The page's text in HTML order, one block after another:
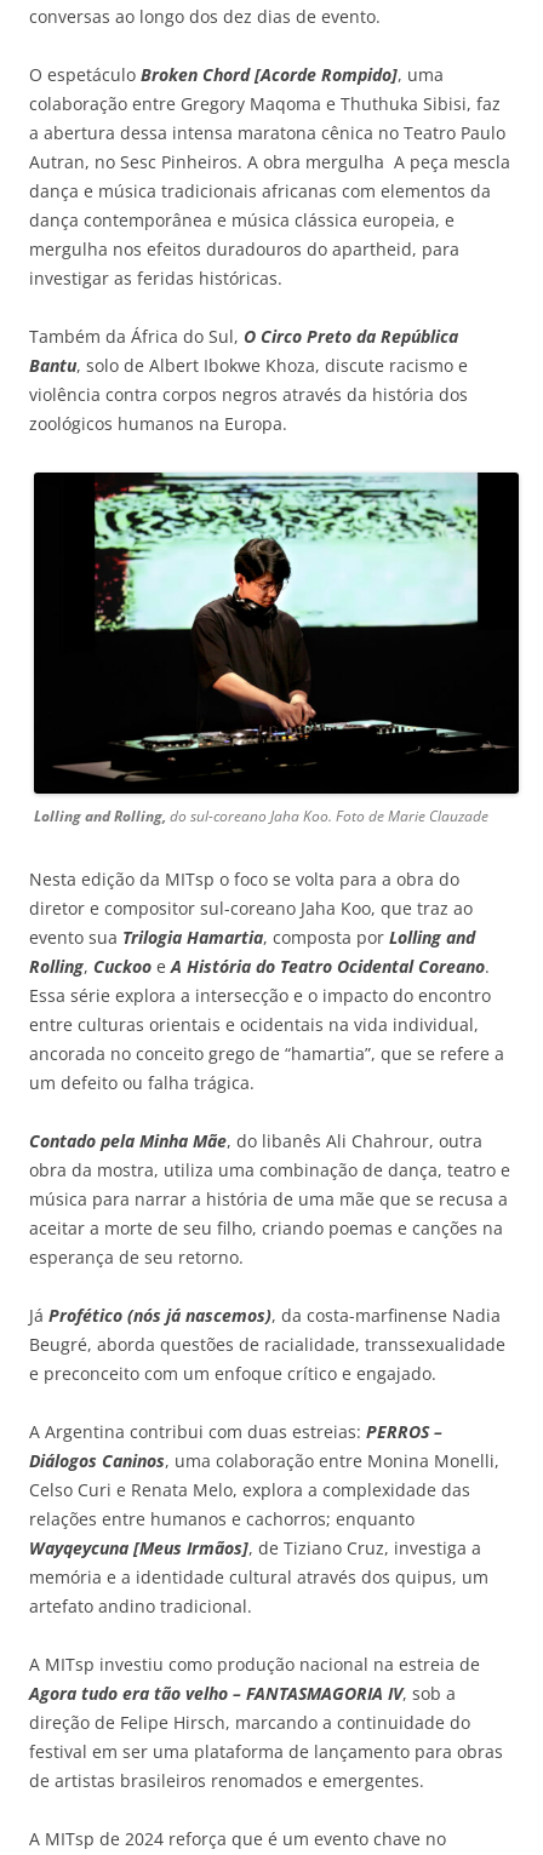
conversas ao longo dos dez dias de evento.
O espetáculo Broken Chord [Acorde Rompido], uma
colaboração entre Gregory Maqoma e Thuthuka Sibisi, faz
a abertura dessa intensa maratona cênica no Teatro Paulo
Autran, no Sesc Pinheiros. A obra mergulha A peça mescla
dança e música tradicionais africanas com elementos da
dança contemporânea e música clássica europeia, e
mergulha nos efeitos duradouros do apartheid, para
investigar as feridas históricas.
Também da África do Sul, O Circo Preto da República
Bantu, solo de Albert Ibokwe Khoza, discute racismo e
violência contra corpos negros através da história dos
zoológicos humanos na Europa.
Lolling and Rolling, do sul-coreano Jaha Koo. Foto de Marie Clauzade
Nesta edição da MITsp o foco se volta para a obra do
diretor e compositor sul-coreano Jaha Koo, que traz ao
evento sua Trilogia Hamartia, composta por Lolling and
Rolling, Cuckoo e A História do Teatro Ocidental Coreano.
Essa série explora a intersecção e o impacto do encontro
entre culturas orientais e ocidentais na vida individual,
ancorada no conceito grego de “hamartia”, que se refere a
um defeito ou falha trágica.
Contado pela Minha Mãe, do libanês Ali Chahrour, outra
obra da mostra, utiliza uma combinação de dança, teatro e
música para narrar a história de uma mãe que se recusa a
aceitar a morte de seu filho, criando poemas e canções na
esperança de seu retorno.
Já Profético (nós já nascemos), da costa-marfinense Nadia
Beugré, aborda questões de racialidade, transsexualidade
e preconceito com um enfoque crítico e engajado.
A Argentina contribui com duas estreias: PERROS –
Diálogos Caninos, uma colaboração entre Monina Monelli,
Celso Curi e Renata Melo, explora a complexidade das
relações entre humanos e cachorros; enquanto
Wayqeycuna [Meus Irmãos], de Tiziano Cruz, investiga a
memória e a identidade cultural através dos quipus, um
artefato andino tradicional.
A MITsp investiu como produção nacional na estreia de
Agora tudo era tão velho – FANTASMAGORIA IV, sob a
direção de Felipe Hirsch, marcando a continuidade do
festival em ser uma plataforma de lançamento para obras
de artistas brasileiros renomados e emergentes.
A MITsp de 2024 reforça que é um evento chave no